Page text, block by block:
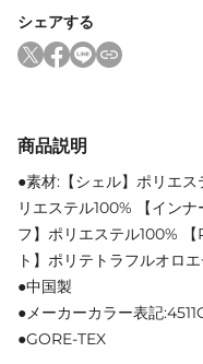
シェアする
商品説明
●素材:【シェル】ポリエ
リエステル100% 【イン
フ】ポリエステル100%
ト】ポリテトラフルオロ
●中国製
●メーカーカラー表記
●GORE-TEX